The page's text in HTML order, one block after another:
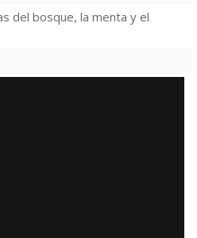
del bosque, la menta y el